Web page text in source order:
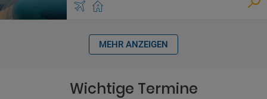
MEHR ANZEIGEN
Wichtige Termine